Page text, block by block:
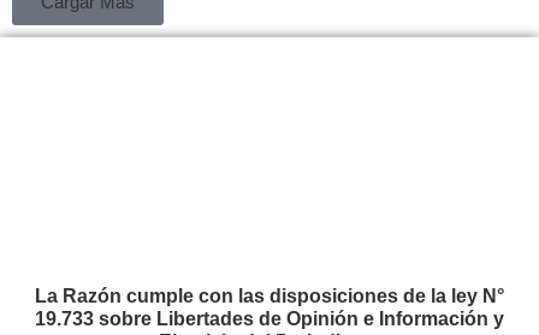
La Razón cumple con las disposiciones de la ley N°
19.733 sobre Libertades de Opinión e Información y